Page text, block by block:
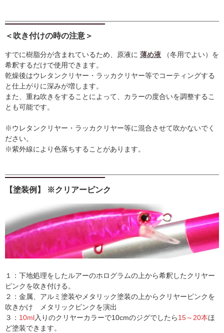
＜吹き付けの時の注意＞
すでに樹脂分が含まれているため、原液に 薄め液
（冬用でよい）を
希釈するだけで使用できます。
乾燥後はウレタンクリヤー・ラッカクリヤー等でコーティングする
と仕上がりに深みが増します。
また、重ね吹きをすることによって、カラーの度合いを調整するこ
とも可能です。
※ウレタンクリヤー・ラッカクリヤー等に混合させて吹かないでく
ださい。
※紫外線により色落ちすることがあります。
【塗装例】 ※クリアーピンク
１：下地処理をしたルアーのホログラムの上から希釈したクリヤー
ピンクを吹き付ける。
２：金属、アルミ塗装やメタリック塗装の上からクリヤーピンクを
吹きかけ メタリックピンクを演出
３： 10ml入りのクリヤーカラーで10cmのジグでしたら15～20本ほ
ど塗装できます。